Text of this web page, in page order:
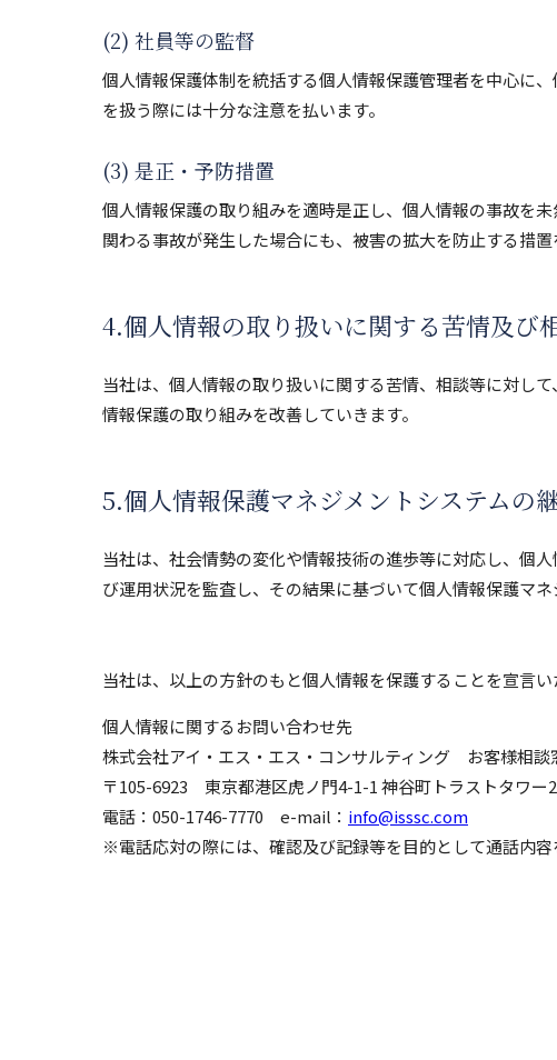
(2) 社員等の監督
個人情報保護体制を統括する個人情報保護管理者を中心に
を扱う際には十分な注意を払います。
(3) 是正・予防措置
個人情報保護の取り組みを適時是正し、個人情報の事故を
関わる事故が発生した場合にも、被害の拡大を防止する措
4.個人情報の取り扱いに関する苦情及び
当社は、個人情報の取り扱いに関する苦情、相談等に対し
情報保護の取り組みを改善していきます。
5.個人情報保護マネジメントシステムの
当社は、社会情勢の変化や情報技術の進歩等に対応し、個
び運用状況を監査し、その結果に基づいて個人情報保護マ
当社は、以上の方針のもと個人情報を保護することを宣言い
個人情報に関するお問い合わせ先
株式会社アイ・エス・エス・コンサルティング お客様相談
〒105-6923 東京都港区虎ノ門4-1-1 神谷町トラストタワー
電話：050-1746-7770 e-mail： info@isssc.com
※電話応対の際には、確認及び記録等を目的として通話内